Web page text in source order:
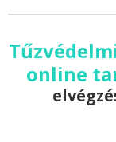
online